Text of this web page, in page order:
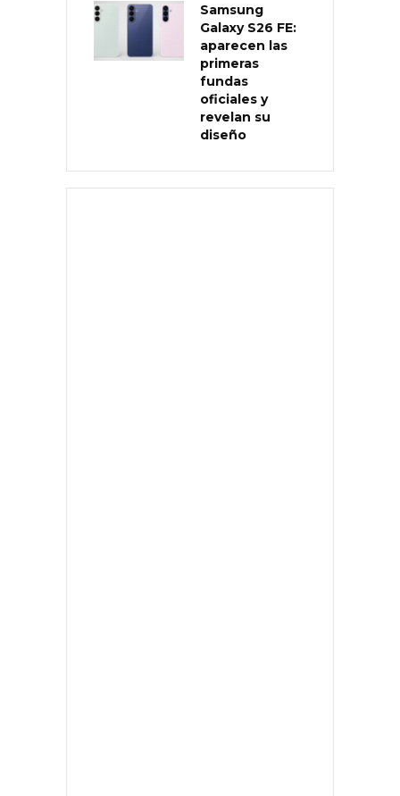
Samsung
Galaxy S26 FE:
aparecen las
primeras
fundas
oficiales y
revelan su
diseño